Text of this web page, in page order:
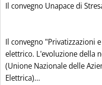
Il convegno Unapace di
Il convegno "Privatizzazioni
elettrico. L'evoluzione della
(Unione Nazionale delle
Elettrica)...